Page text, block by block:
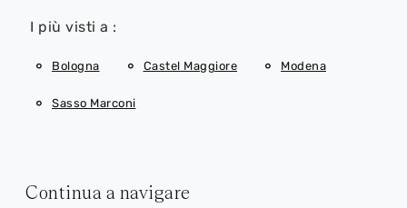
I più visti a :
Bologna Castel Maggiore Modena
Sasso Marconi
Continua a navigare